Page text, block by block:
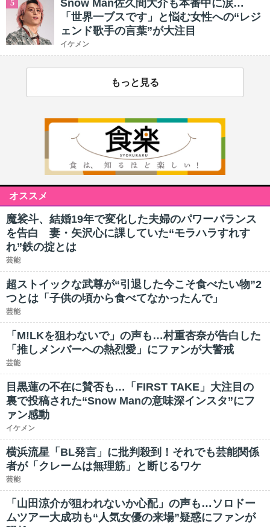
5
Snow Man佐久間大介も本番中に涙…
「世界一ブスです」と悩む女性への“レジ
ェンド歌手の言葉”が大注目
イケメン
もっと見る
オススメ
魔裟斗、結婚19年で変化した夫婦のパワーバランス
を告白 妻・矢沢心に課していた“モラハラすれす
れ”鉄の掟とは
芸能
超ストイックな武尊が“引退した今こそ食べたい物”2
つとは「子供の頃から食べてなかったんで」
芸能
「M!LKを狙わないで」の声も…村重杏奈が告白した
「推しメンバーへの熱烈愛」にファンが大警戒
芸能
目黒蓮の不在に賛否も…「FIRST TAKE」大注目の
裏で投稿された“Snow Manの意味深インスタ”にフ
ァン感動
イケメン
横浜流星「BL発言」に批判殺到！それでも芸能関係
者が「クレームは無理筋」と断じるワケ
芸能
「山田涼介が狙われないか心配」の声も…ソロドー
ムツアー大成功も“人気女優の来場”疑惑にファンが